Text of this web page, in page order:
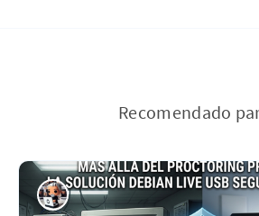
Recomendado